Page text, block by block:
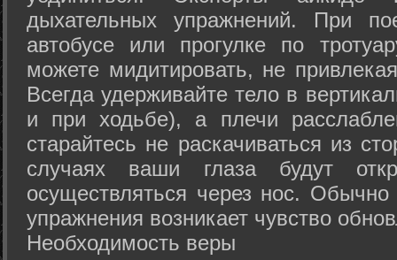
дыхательных упражнений. При
автобусе или прогулке по
можете мидитировать, не
Всегда удерживайте тело в
и при ходьбе), а плечи
старайтесь не раскачиваться из
случаях ваши глаза будут
осуществляться через нос. Обычно
упражнения возникает чувство
Необходимость веры